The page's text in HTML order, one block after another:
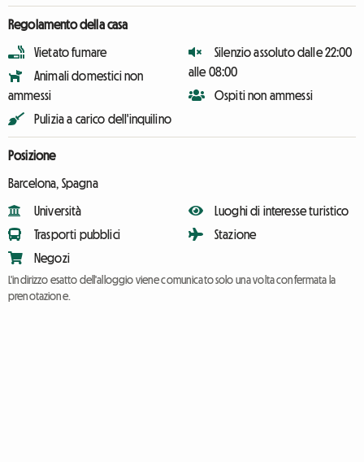
Regolamento della casa
Vietato fumare
Animali domestici non
ammessi
Pulizia a carico dell'inquilino
Silenzio assoluto dalle 22:00
alle 08:00
Ospiti non ammessi
Posizione
Barcelona, Spagna
Università
Trasporti pubblici
Negozi
Luoghi di interesse turistico
Stazione
L'indirizzo esatto dell'alloggio viene comunicato solo una volta confermata la
prenotazione.